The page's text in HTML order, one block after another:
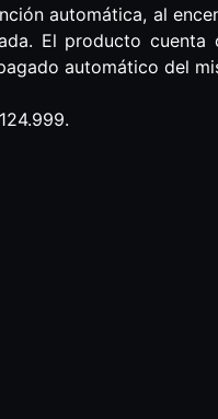
automática, al
El producto
automático del